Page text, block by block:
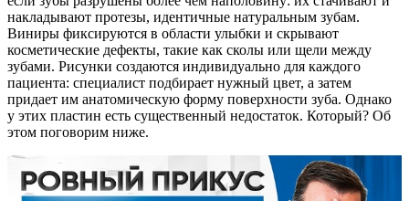
накладывают протезы, идентичные натуральным зубам.
Виниры фиксируются в области улыбки и скрывают
косметические дефекты, такие как сколы или щели между
зубами. Рисунки создаются индивидуально для каждого
пациента: специалист подбирает нужный цвет, а затем
придает им анатомическую форму поверхности зуба. Однако
у этих пластин есть существенный недостаток. Который? Об
этом поговорим ниже.